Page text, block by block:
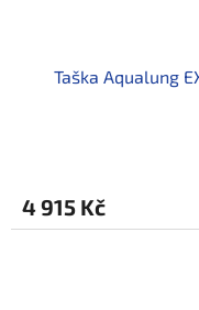
Taška Aqualung
4 915 Kč